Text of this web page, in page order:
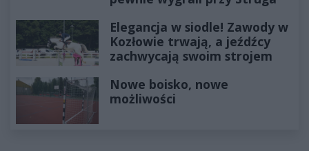
Elegancja w siodle! Zawody w
Kozłowie trwają, a jeźdźcy
zachwycają swoim strojem
Nowe boisko, nowe
możliwości